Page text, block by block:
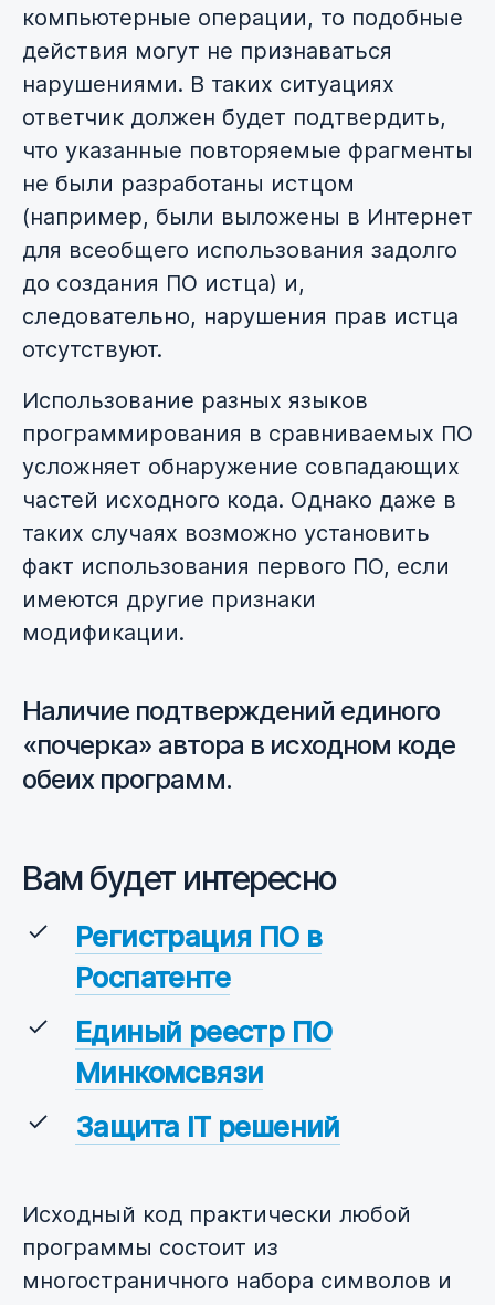
компьютерные операции, то подобные
действия могут не признаваться
нарушениями. В таких ситуациях
ответчик должен будет подтвердить,
что указанные повторяемые фрагменты
не были разработаны истцом
(например, были выложены в Интернет
для всеобщего использования задолго
до создания ПО истца) и,
следовательно, нарушения прав истца
отсутствуют.
Использование разных языков
программирования в сравниваемых ПО
усложняет обнаружение совпадающих
частей исходного кода. Однако даже в
таких случаях возможно установить
факт использования первого ПО, если
имеются другие признаки
модификации.
Наличие подтверждений единого
«почерка» автора в исходном коде
обеих программ.
Вам будет интересно
Регистрация ПО в
Роспатенте
Единый реестр ПО
Минкомсвязи
Защита IT решений
Исходный код практически любой
программы состоит из
многостраничного набора символов и